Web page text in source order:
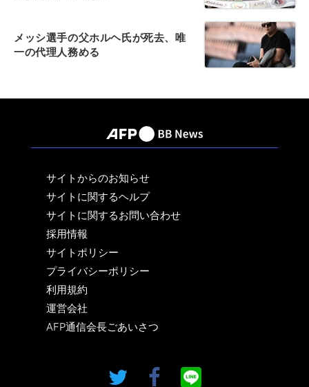
メッシ選手の父ホルヘ氏が死去、唯
一の代理人務める
サイトからのお知らせ
サイトに関するヘルプ
サイトに関するお問い合わせ
採用情報
サイトポリシー
プライバシーポリシー
利用規約
運営会社
AFP通信会長ごあいさつ